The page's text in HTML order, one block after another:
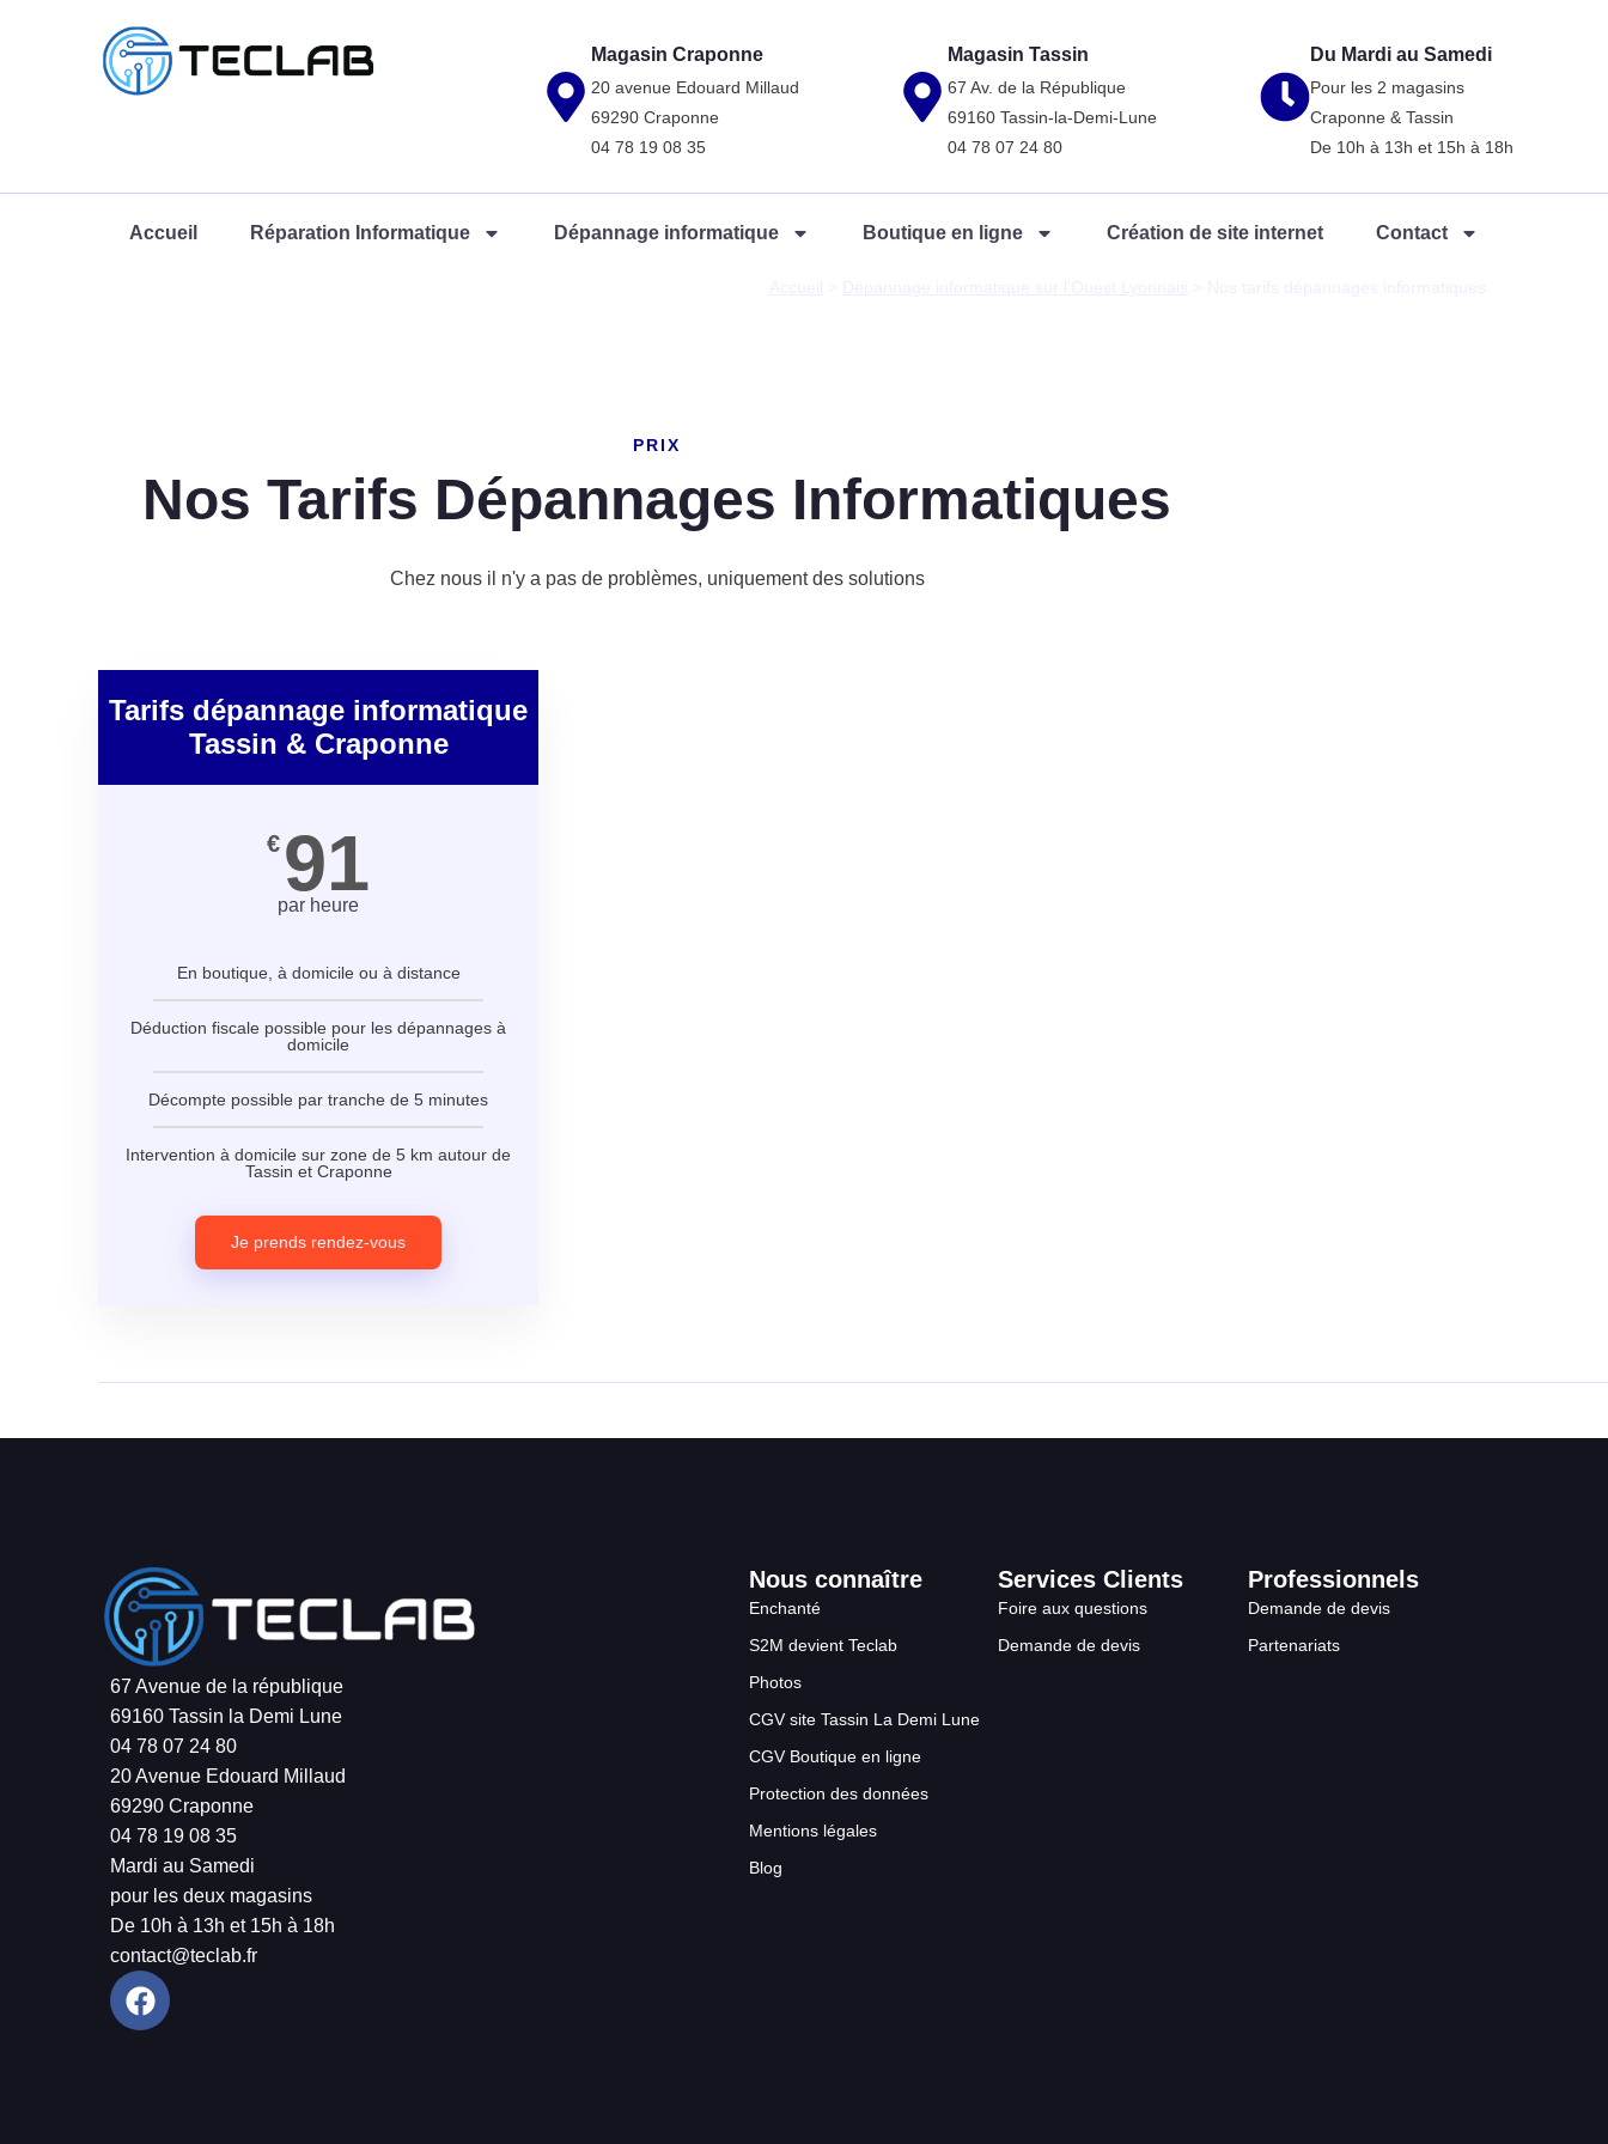
Magasin Craponne
20 avenue Edouard Millaud
69290 Craponne
04 78 19 08 35
Magasin Tassin
67 Av. de la République
69160 Tassin-la-Demi-Lune
04 78 07 24 80
Du Mardi au Samedi
Pour les 2 magasins
Craponne & Tassin
De 10h à 13h et 15h à 18h
Accueil Réparation Informatique Dépannage informatique Boutique en ligne Création de site internet Contact
PRIX
Nos Tarifs Dépannages Informatiques
Chez nous il n'y a pas de problèmes, uniquement des solutions
Tarifs dépannage informatique
Tassin & Craponne
€ 91
par heure
En boutique, à domicile ou à distance
Déduction fiscale possible pour les dépannages à
domicile
Décompte possible par tranche de 5 minutes
Intervention à domicile sur zone de 5 km autour de
Tassin et Craponne
Je prends rendez-vous
67 Avenue de la république
69160 Tassin la Demi Lune
04 78 07 24 80
20 Avenue Edouard Millaud
69290 Craponne
04 78 19 08 35
Mardi au Samedi
pour les deux magasins
De 10h à 13h et 15h à 18h
contact@teclab.fr
Nous connaître
Enchanté
S2M devient Teclab
Photos
CGV site Tassin La Demi Lune
CGV Boutique en ligne
Protection des données
Mentions légales
Blog
Services Clients
Foire aux questions
Demande de devis
Professionnels
Demande de devis
Partenariats